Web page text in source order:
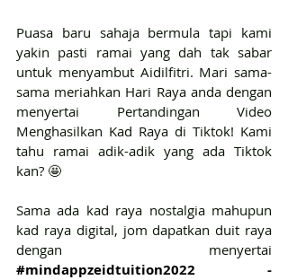
Puasa baru sahaja bermula tapi kami
yakin pasti ramai yang dah tak sabar
untuk menyambut Aidilfitri. Mari sama-
sama meriahkan Hari Raya anda dengan
menyertai Pertandingan Video
Menghasilkan Kad Raya di Tiktok! Kami
tahu ramai adik-adik yang ada Tiktok
kan? 🤩
Sama ada kad raya nostalgia mahupun
kad raya digital, jom dapatkan duit raya
#mindappzeidtuition2022 -